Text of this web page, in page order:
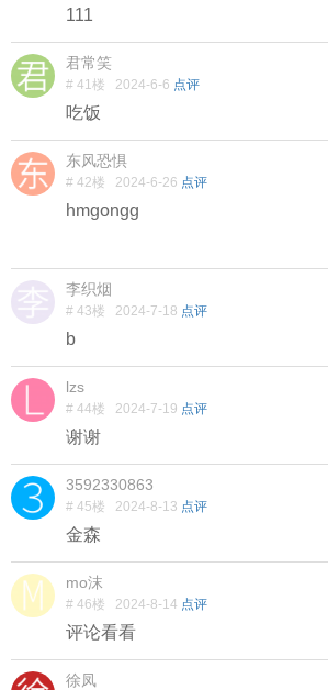
111
君常笑
# 41楼 2024-6-6 点评
吃饭
东风恐惧
# 42楼 2024-6-26 点评
hmgongg
李织烟
# 43楼 2024-7-18 点评
b
lzs
# 44楼 2024-7-19 点评
谢谢
3592330863
# 45楼 2024-8-13 点评
金森
mo沫
# 46楼 2024-8-14 点评
评论看看
徐凤